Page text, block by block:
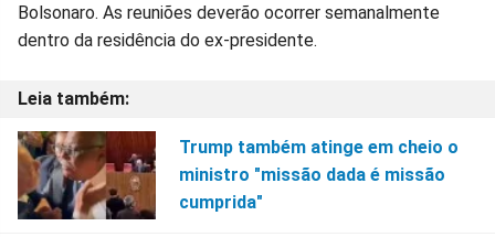
Bolsonaro. As reuniões deverão ocorrer semanalmente
dentro da residência do ex-presidente.
Trump também atinge em cheio o
ministro "missão dada é missão
cumprida"